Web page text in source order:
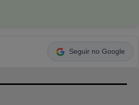
Seguir no Google